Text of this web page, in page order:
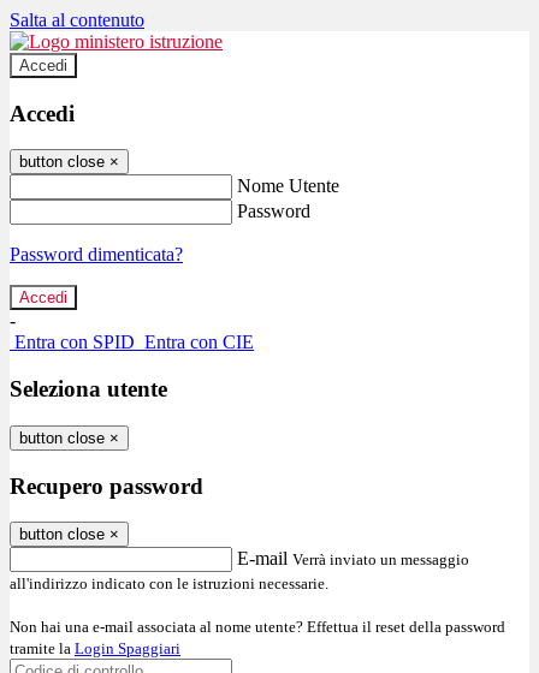
Salta al contenuto
Accedi
Accedi
button close ×
Nome Utente
Password
Password dimenticata?
-
Entra con SPID Entra con CIE
Seleziona utente
button close ×
Recupero password
button close ×
E-mail Verrà inviato un messaggio
all'indirizzo indicato con le istruzioni necessarie.
Non hai una e-mail associata al nome utente? Effettua il reset della password
tramite la Login Spaggiari